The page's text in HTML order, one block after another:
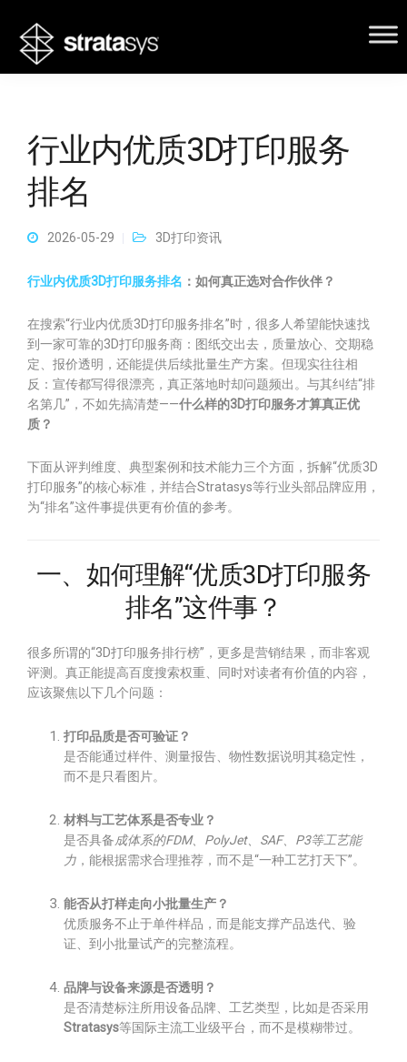
行业内优质3D打印服务
排名
2026-05-29 3D打印资讯
行业内优质3D打印服务排名 ：如何真正选对合作伙伴？
在搜索“行业内优质3D打印服务排名”时，很多人希望能快速找
到一家可靠的3D打印服务商：图纸交出去，质量放心、交期稳
定、报价透明，还能提供后续批量生产方案。但现实往往相
反：宣传都写得很漂亮，真正落地时却问题频出。与其纠结“排
名第几”，不如先搞清楚——什么样的3D打印服务才算真正优
质？
下面从评判维度、典型案例和技术能力三个方面，拆解“优质3D
打印服务”的核心标准，并结合Stratasys等行业头部品牌应用，
为“排名”这件事提供更有价值的参考。
一、如何理解“优质3D打印服务
排名”这件事？
很多所谓的“3D打印服务排行榜”，更多是营销结果，而非客观
评测。真正能提高百度搜索权重、同时对读者有价值的内容，
应该聚焦以下几个问题：
打印品质是否可验证？
是否能通过样件、测量报告、物性数据说明其稳定性，
而不是只看图片。
材料与工艺体系是否专业？
是否具备成体系的FDM、PolyJet、SAF、P3等工艺能
力 ，能根据需求合理推荐，而不是“一种工艺打天下”。
能否从打样走向小批量生产？
优质服务不止于单件样品，而是能支撑产品迭代、验
证、到小批量试产的完整流程。
品牌与设备来源是否透明？
是否清楚标注所用设备品牌、工艺类型，比如是否采用
Stratasys等国际主流工业级平台，而不是模糊带过。